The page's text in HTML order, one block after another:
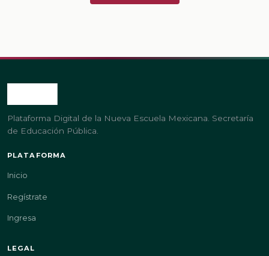
Plataforma Digital de la Nueva Escuela Mexicana. Secretaría
de Educación Pública.
PLATAFORMA
Inicio
Regístrate
Ingresa
LEGAL